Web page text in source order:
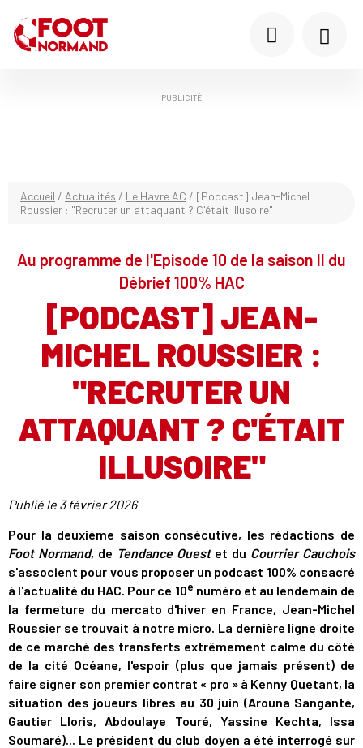
PUBLICITÉ
Accueil / Actualités / Le Havre AC / [Podcast] Jean-Michel
Roussier : "Recruter un attaquant ? C'était illusoire"
Au programme de l'Episode 10 de la saison II du
Débrief 100% HAC
[PODCAST] JEAN-
MICHEL ROUSSIER :
"RECRUTER UN
ATTAQUANT ? C'ÉTAIT
ILLUSOIRE"
Publié le 3 février 2026
Pour la deuxième saison consécutive, les rédactions de
Foot Normand, de Tendance Ouestet du Courrier Cauchois
s'associent pour vous proposer un podcast 100% consacré
à l'actualité du HAC. Pour ce 10e numéro et au lendemain de
la fermeture du mercato d'hiver en France, Jean-Michel
Roussier se trouvait à notre micro. La dernière ligne droite
de ce marché des transferts extrêmement calme du côté
de la cité Océane, l'espoir (plus que jamais présent) de
faire signer son premier contrat « pro » à Kenny Quetant, la
situation des joueurs libres au 30 juin (Arouna Sanganté,
Gautier Lloris, Abdoulaye Touré, Yassine Kechta, Issa
Soumaré)... Le président du club doyen a été interrogé sur